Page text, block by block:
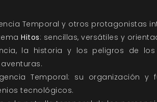
Temporal y otros protagonistas
Hitos: sencillas, versátiles y
la historia y los peligros de
Temporal: su organización y
tecnológicos.